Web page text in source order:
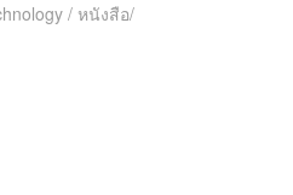
/ หนังสือ/